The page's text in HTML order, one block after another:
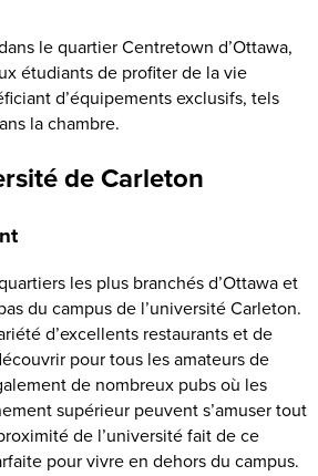
le quartier Centretown d’Ottawa,
étudiants de profiter de la vie
d’équipements exclusifs, tels
la chambre.
de Carleton
les plus branchés d’Ottawa et
du campus de l’université Carleton.
d’excellents restaurants et de
pour tous les amateurs de
de nombreux pubs où les
supérieur peuvent s’amuser tout
de l’université fait de ce
pour vivre en dehors du campus.